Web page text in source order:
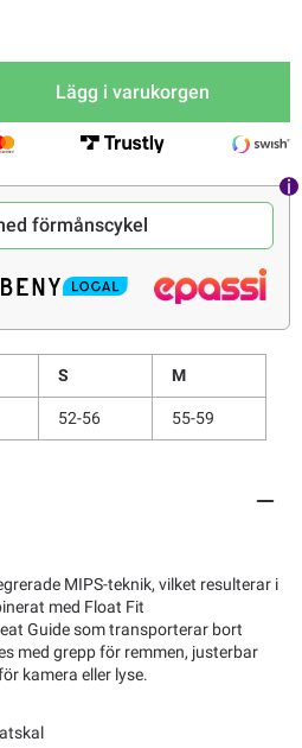
Lägg i varukorgen
förmånscykel
S M
52-56 55-59
MIPS-teknik, vilket resulterar i
med Float Fit
Guide som transporterar bort
med grepp för remmen, justerbar
kamera eller lyse.